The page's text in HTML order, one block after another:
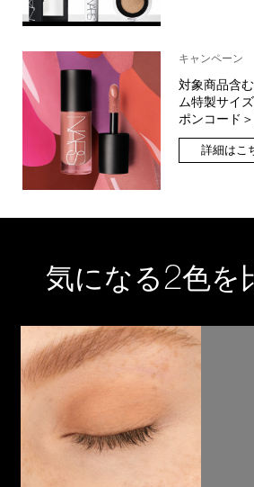
キャンペーン
対象商品含
ム特製サイ
ポンコード
詳細はこ
気になる2色を